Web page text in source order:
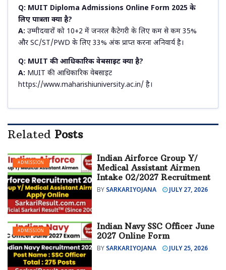
Q: MUIT Diploma Admissions Online Form 2025 के
लिए पात्रता क्या है?
A: उम्मीदवारों को 10+2 में जनरल कैटेगरी के लिए कम से कम 35%
और SC/ST/PWD के लिए 33% अंक प्राप्त करना अनिवार्य है।
Q: MUIT की आधिकारिक वेबसाइट क्या है?
A: MUIT की आधिकारिक वेबसाइट
https://www.maharishiuniversity.ac.in/ है।
Related Posts
ADMISSION
Indian Airforce Group Y/
Medical Assistant Airmen
Intake 02/2027 Recruitment
BY SARKARIYOJANA JULY 27, 2026
ADMISSION
Indian Navy SSC Officer June
2027 Online Form
BY SARKARIYOJANA JULY 25, 2026